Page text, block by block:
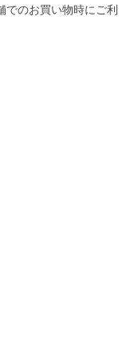
でのお買い物時にご利